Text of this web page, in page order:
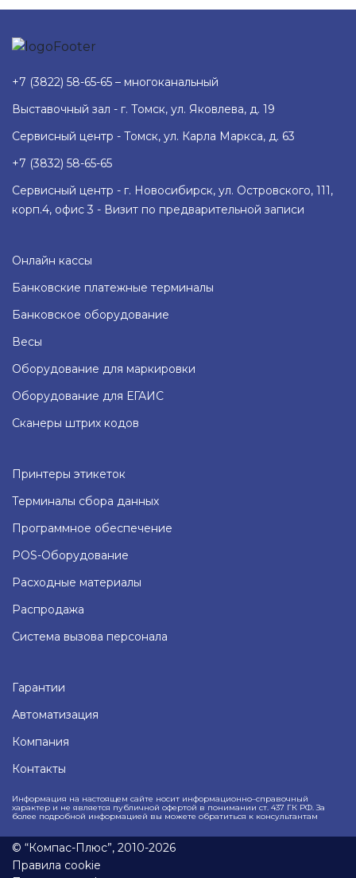
+7 (3822) 58-65-65 – многоканальный
Выставочный зал - г. Томск, ул. Яковлева, д. 19
Сервисный центр - Томск, ул. Карла Маркса, д. 63
+7 (3832) 58-65-65
Сервисный центр - г. Новосибирск, ул. Островского, 111,
корп.4, офис 3 - Визит по предварительной записи
Онлайн кассы
Банковские платежные терминалы
Банковское оборудование
Весы
Оборудование для маркировки
Оборудование для ЕГАИС
Сканеры штрих кодов
Принтеры этикеток
Терминалы сбора данных
Программное обеспечение
POS-Оборудование
Расходные материалы
Распродажа
Система вызова персонала
Гарантии
Автоматизация
Компания
Контакты
Информация на настоящем сайте носит информационно–справочный
характер и не является публичной офертой в понимании ст. 437 ГК РФ. За
более подробной информацией вы можете обратиться к консультантам
© “Компас-Плюс”, 2010-2026
Правила cookie